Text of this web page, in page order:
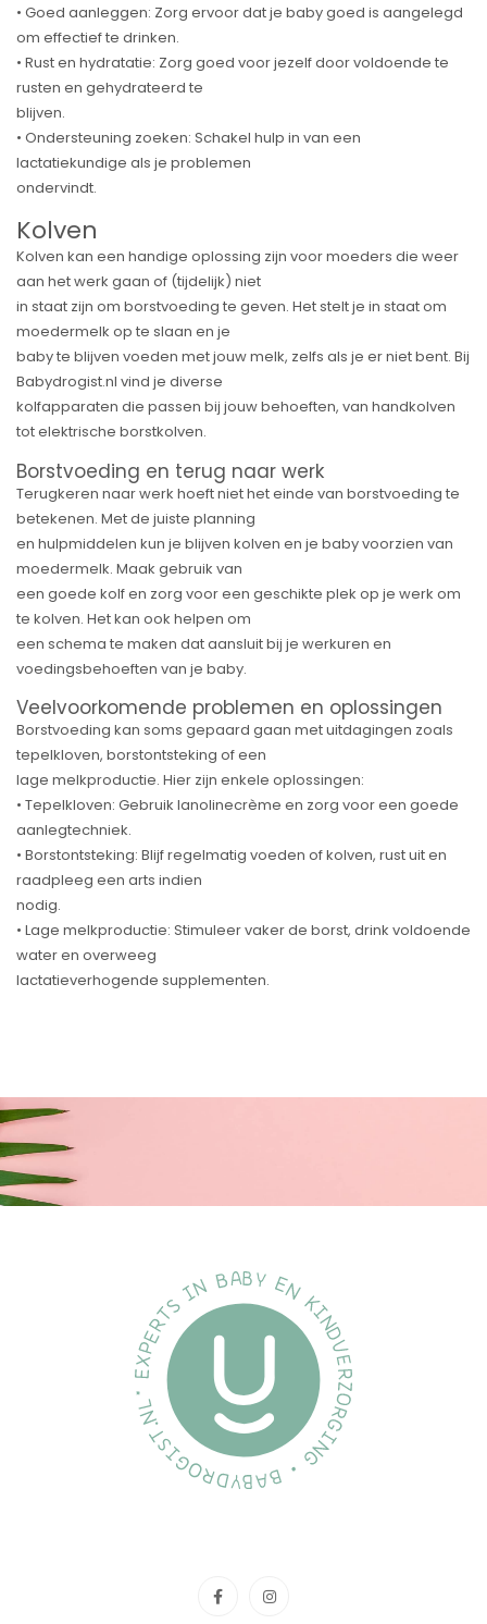
• Goed aanleggen: Zorg ervoor dat je baby goed is aangelegd
om effectief te drinken.
• Rust en hydratatie: Zorg goed voor jezelf door voldoende te
rusten en gehydrateerd te
blijven.
• Ondersteuning zoeken: Schakel hulp in van een
lactatiekundige als je problemen
ondervindt.
Kolven
Kolven kan een handige oplossing zijn voor moeders die weer
aan het werk gaan of (tijdelijk) niet
in staat zijn om borstvoeding te geven. Het stelt je in staat om
moedermelk op te slaan en je
baby te blijven voeden met jouw melk, zelfs als je er niet bent. Bij
Babydrogist.nl vind je diverse
kolfapparaten die passen bij jouw behoeften, van handkolven
tot elektrische borstkolven.
Borstvoeding en terug naar werk
Terugkeren naar werk hoeft niet het einde van borstvoeding te
betekenen. Met de juiste planning
en hulpmiddelen kun je blijven kolven en je baby voorzien van
moedermelk. Maak gebruik van
een goede kolf en zorg voor een geschikte plek op je werk om
te kolven. Het kan ook helpen om
een schema te maken dat aansluit bij je werkuren en
voedingsbehoeften van je baby.
Veelvoorkomende problemen en oplossingen
Borstvoeding kan soms gepaard gaan met uitdagingen zoals
tepelkloven, borstontsteking of een
lage melkproductie. Hier zijn enkele oplossingen:
• Tepelkloven: Gebruik lanolinecrème en zorg voor een goede
aanlegtechniek.
• Borstontsteking: Blijf regelmatig voeden of kolven, rust uit en
raadpleeg een arts indien
nodig.
• Lage melkproductie: Stimuleer vaker de borst, drink voldoende
water en overweeg
lactatieverhogende supplementen.